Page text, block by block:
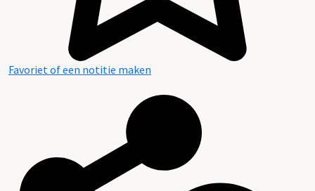
Favoriet of een notitie maken